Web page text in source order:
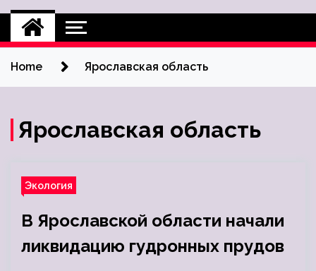
Home Ярославская область
Ярославская область
Экология
В Ярославской области начали
ликвидацию гудронных прудов